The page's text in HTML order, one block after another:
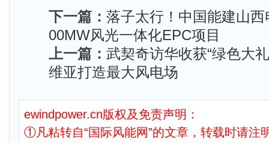
下一篇： 落子太行！中国能建山
00MW风光一体化EPC项目
上一篇： 武契奇访华收获“绿色大
维亚打造最大风电场
ewindpower.cn版权及免责声明：
①凡粘转自“国际风能网”的文章，转载时请注